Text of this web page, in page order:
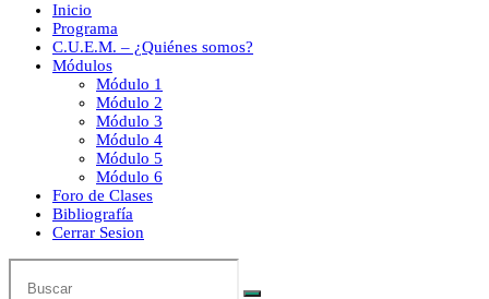
Inicio
Programa
C.U.E.M. – ¿Quiénes somos?
Módulos
Módulo 1
Módulo 2
Módulo 3
Módulo 4
Módulo 5
Módulo 6
Foro de Clases
Bibliografía
Cerrar Sesion